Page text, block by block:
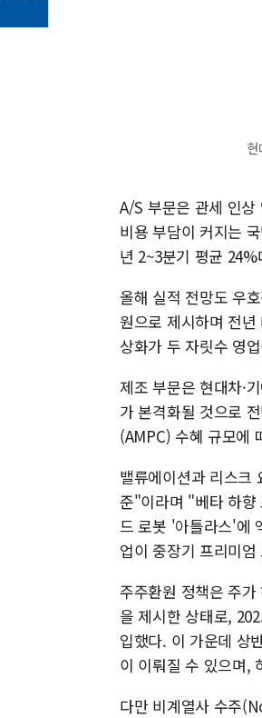
현
A/S 부문은 관세 인상
비용 부담이 커지는
년 2~3분기 평균
올해 실적 전망도 우
원으로 제시하며 전
상화가 두 자릿수 영
제조 부문은 현대차·
가 본격화될 것으로
(AMPC) 수혜 규모에
밸류에이션과 리스크
준"이라며 "베타 하향
드 로봇 '아틀라스'에
업이 중장기 프리미
주주환원 정책은 주
을 제시한 상태로,
입했다. 이 가운데 상
이 이뤄질 수 있으며,
다만 비계열사 수주